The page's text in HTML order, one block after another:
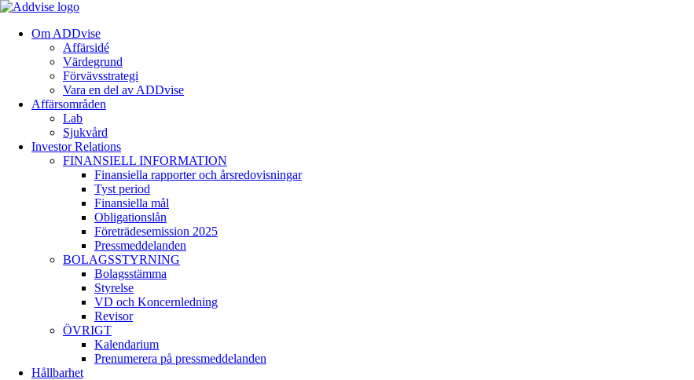
Om ADDvise
Affärsidé
Värdegrund
Förvävsstrategi
Vara en del av ADDvise
Affärsområden
Lab
Sjukvård
Investor Relations
FINANSIELL INFORMATION
Finansiella rapporter och årsredovisningar
Tyst period
Finansiella mål
Obligationslån
Företrädesemission 2025
Pressmeddelanden
BOLAGSSTYRNING
Bolagsstämma
Styrelse
VD och Koncernledning
Revisor
ÖVRIGT
Kalendarium
Prenumerera på pressmeddelanden
Hållbarhet